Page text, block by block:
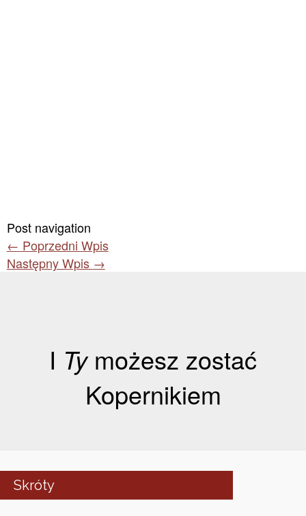
Post navigation
← Poprzedni Wpis
Następny Wpis →
I Tymożesz zostać
Kopernikiem
Skróty